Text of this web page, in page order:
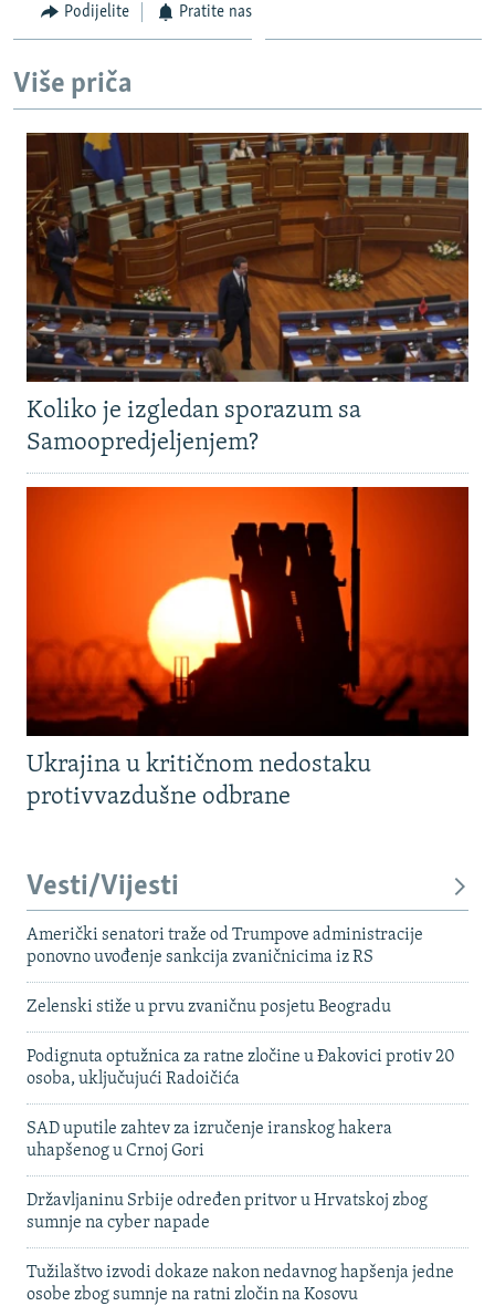
TRI DECENIJE OD RATA U BIH
SVE KARTE DEJTONA
NASTANAK I RASPAD JUGOSLAVIJE
Podijelite Pratite nas
Više priča
Koliko je izgledan sporazum sa
Samoopredjeljenjem?
Ukrajina u kritičnom nedostaku
protivvazdušne odbrane
Vesti/Vijesti
Američki senatori traže od Trumpove administracije
ponovno uvođenje sankcija zvaničnicima iz RS
Zelenski stiže u prvu zvaničnu posjetu Beogradu
Podignuta optužnica za ratne zločine u Đakovici protiv 20
osoba, uključujući Radoičića
SAD uputile zahtev za izručenje iranskog hakera
uhapšenog u Crnoj Gori
Državljaninu Srbije određen pritvor u Hrvatskoj zbog
sumnje na cyber napade
Tužilaštvo izvodi dokaze nakon nedavnog hapšenja jedne
osobe zbog sumnje na ratni zločin na Kosovu